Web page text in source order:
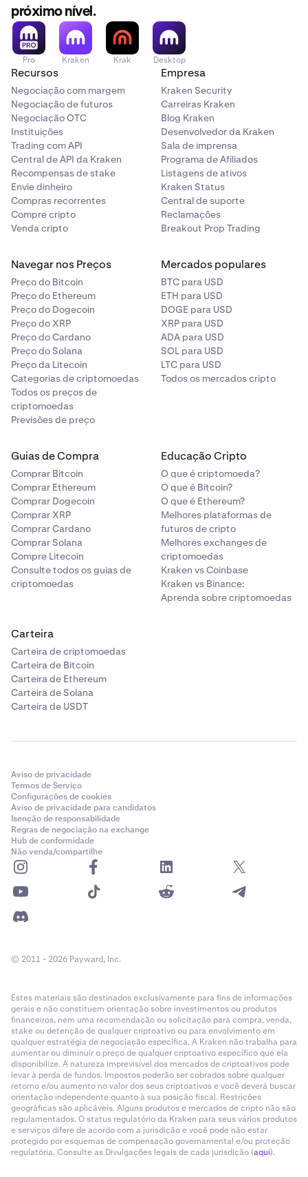
próximo nível.
Pro Kraken Krak Desktop
Recursos
Negociação com margem
Negociação de futuros
Negociação OTC
Instituições
Trading com API
Central de API da Kraken
Recompensas de stake
Envie dinheiro
Compras recorrentes
Compre cripto
Venda cripto
Empresa
Kraken Security
Carreiras Kraken
Blog Kraken
Desenvolvedor da Kraken
Sala de imprensa
Programa de Afiliados
Listagens de ativos
Kraken Status
Central de suporte
Reclamações
Breakout Prop Trading
Navegar nos Preços
Preço do Bitcoin
Preço do Ethereum
Preço do Dogecoin
Preço do XRP
Preço do Cardano
Preço do Solana
Preço da Litecoin
Categorias de criptomoedas
Todos os preços de
criptomoedas
Previsões de preço
Mercados populares
BTC para USD
ETH para USD
DOGE para USD
XRP para USD
ADA para USD
SOL para USD
LTC para USD
Todos os mercados cripto
Guias de Compra
Comprar Bitcoin
Comprar Ethereum
Comprar Dogecoin
Comprar XRP
Comprar Cardano
Comprar Solana
Compre Litecoin
Consulte todos os guias de
criptomoedas
Educação Cripto
O que é criptomoeda?
O que é Bitcoin?
O que é Ethereum?
Melhores plataformas de
futuros de cripto
Melhores exchanges de
criptomoedas
Kraken vs Coinbase
Kraken vs Binance:
Aprenda sobre criptomoedas
Carteira
Carteira de criptomoedas
Carteira de Bitcoin
Carteira de Ethereum
Carteira de Solana
Carteira de USDT
Aviso de privacidade
Termos de Serviço
Configurações de cookies
Aviso de privacidade para candidatos
Isenção de responsabilidade
Regras de negociação na exchange
Hub de conformidade
Não venda/compartilhe
© 2011 - 2026 Payward, Inc.
Estes materiais são destinados exclusivamente para fins de informações
gerais e não constituem orientação sobre investimentos ou produtos
financeiros, nem uma recomendação ou solicitação para compra, venda,
stake ou detenção de qualquer criptoativo ou para envolvimento em
qualquer estratégia de negociação específica. A Kraken não trabalha para
aumentar ou diminuir o preço de qualquer criptoativo específico que ela
disponibilize. A natureza imprevisível dos mercados de criptoativos pode
levar à perda de fundos. Impostos poderão ser cobrados sobre qualquer
retorno e/ou aumento no valor dos seus criptoativos e você deverá buscar
orientação independente quanto à sua posição fiscal. Restrições
geográficas são aplicáveis. Alguns produtos e mercados de cripto não são
regulamentados. O status regulatório da Kraken para seus vários produtos
e serviços difere de acordo com a jurisdição e você pode não estar
protegido por esquemas de compensação governamental e/ou proteção
regulatória. Consulte as Divulgações legais de cada jurisdição (aqui).